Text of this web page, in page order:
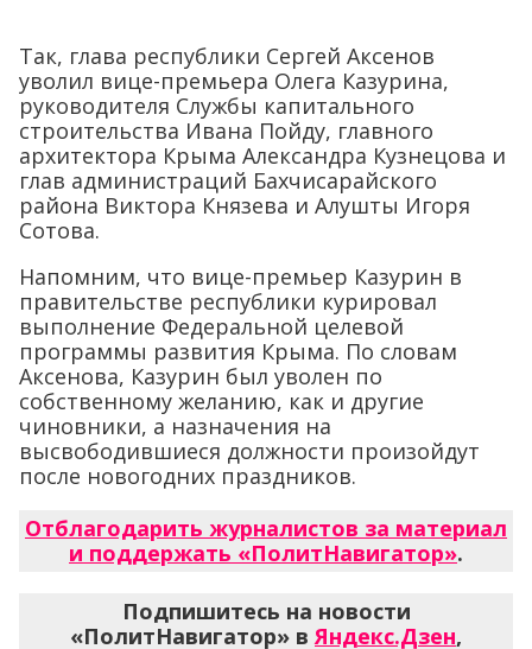
Так, глава республики Сергей Аксенов
уволил вице-премьера Олега Казурина,
руководителя Службы капитального
строительства Ивана Пойду, главного
архитектора Крыма Александра Кузнецова и
глав администраций Бахчисарайского
района Виктора Князева и Алушты Игоря
Сотова.
Напомним, что вице-премьер Казурин в
правительстве республики курировал
выполнение Федеральной целевой
программы развития Крыма. По словам
Аксенова, Казурин был уволен по
собственному желанию, как и другие
чиновники, а назначения на
высвободившиеся должности произойдут
после новогодних праздников.
Отблагодарить журналистов за материал
и поддержать «ПолитНавигатор».
Подпишитесь на новости
«ПолитНавигатор» вЯндекс.Дзен,